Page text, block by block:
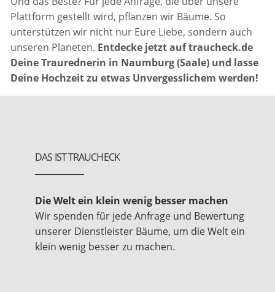
Plattform gestellt wird, pflanzen wir Bäume. So
unterstützen wir nicht nur Eure Liebe, sondern auch
unseren Planeten. Entdecke jetzt auf traucheck.de
Deine Traurednerin in Naumburg (Saale) und lasse
Deine Hochzeit zu etwas Unvergesslichem werden!
DAS IST TRAUCHECK
Die Welt ein klein wenig besser machen
Wir spenden für jede Anfrage und Bewertung
unserer Dienstleister Bäume, um die Welt ein
klein wenig besser zu machen.